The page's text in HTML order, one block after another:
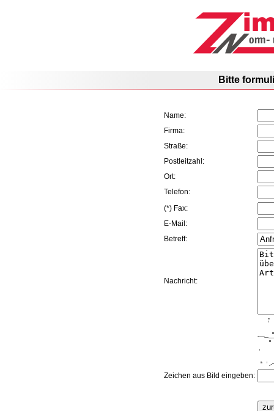
Bitte
Name:
Firma:
Straße:
Postleitzahl:
Ort:
Telefon:
(*) Fax:
E-Mail:
Betreff:
Nachricht:
Zeichen aus Bild eingeben: